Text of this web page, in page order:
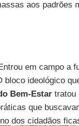
aos padrões
em campo a
bloco ideológico
Bem-Estartratou
que
dos cidadãos